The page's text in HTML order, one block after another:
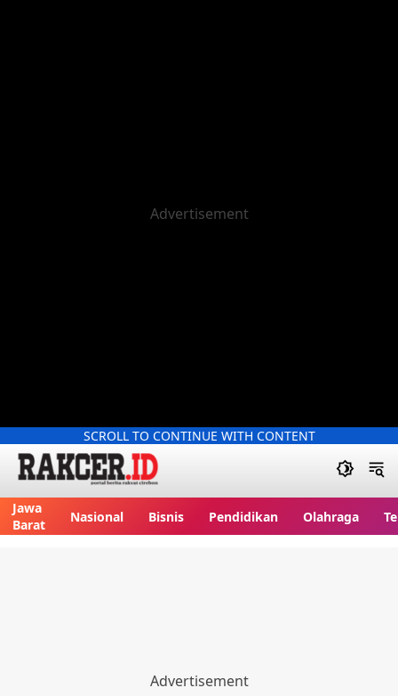
SCROLL TO CONTINUE WITH CONTENT
Jawa
Barat
Nasional Bisnis Pendidikan Olahraga